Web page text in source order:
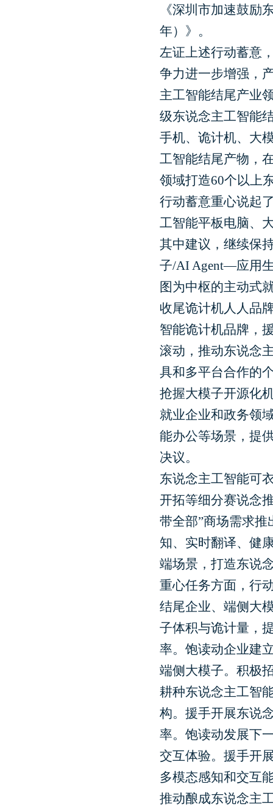
《深圳市加速鼓励
年）》。
左证上述行动蓄意
争力进一步增强，
主工智能结尾产业
级东说念主工智能
手机、诡计机、大
工智能结尾产物，
领域打造60个以上
行动蓄意重心说起
工智能平板电脑、
其中建议，继续保
子/AI Agent—应用
图为中枢的主动式
收尾诡计机人人品
智能诡计机品牌，
滚动，推动东说念
具和多平台合作的
抢握大模子开源化
就业企业和政务领
能办公等场景，提
决议。
东说念主工智能可
开拓等细分赛说念
带全部”商场需求
知、实时翻译、健
端场景，打造东说
重心任务方面，行
结尾企业、端侧大
子体积与诡计量，
率。饱读动企业建
端侧大模子。积极
耕种东说念主工智
构。援手开展东说
率。饱读动发展下
交互体验。援手开
多模态感知和交互
推动酿成东说念主